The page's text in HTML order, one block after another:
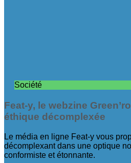
Société
Feat-y, le webzine
éthique décomplexée
Le média en ligne Feat-y vous
décomplexant dans une optique
conformiste et étonnante.